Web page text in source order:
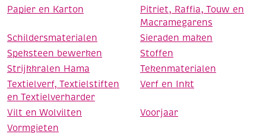
Papier en Karton
Pitriet, Raffia, Touw en
Macramegarens
Schildersmaterialen
Sieraden maken
Speksteen bewerken
Stoffen
Strijkkralen Hama
Tekenmaterialen
Textielverf, Textielstiften
en Textielverharder
Verf en Inkt
Vilt en Wolvilten
Voorjaar
Vormgieten